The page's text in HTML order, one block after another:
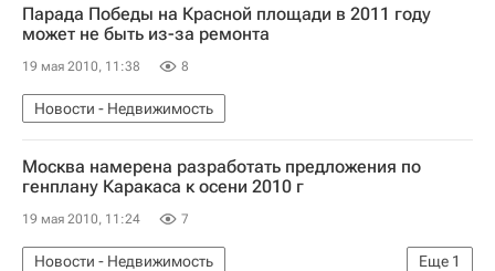
Парада Победы на Красной площади в 2011 году
может не быть из-за ремонта
19 мая 2010, 11:38 8
Новости - Недвижимость
Москва намерена разработать предложения по
генплану Каракаса к осени 2010 г
19 мая 2010, 11:24 7
Еще 1
Новости - Недвижимость